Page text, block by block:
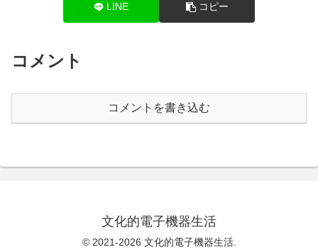
LINE コピー
コメント
コメントを書き込む
文化的電子機器生活
© 2021-2026 文化的電子機器生活.